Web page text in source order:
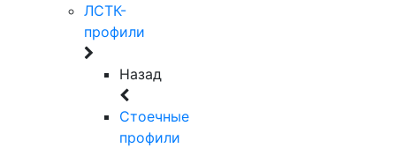
ЛСТК-
профили
Назад
Стоечные
профили